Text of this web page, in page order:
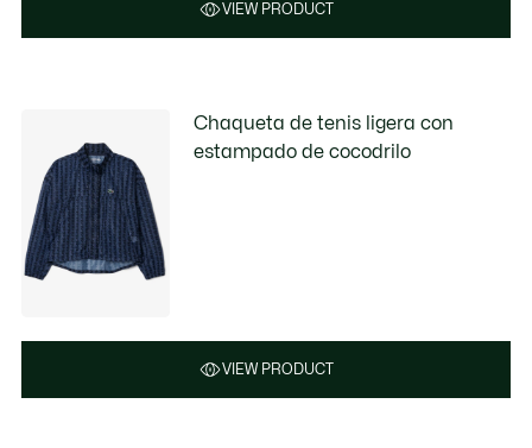
VIEW PRODUCT
Chaqueta de tenis ligera con
estampado de cocodrilo
VIEW PRODUCT